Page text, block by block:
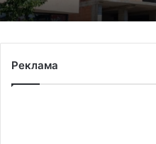
Львівська мерія
дозвіл ДІАМ на
Олесницького
Реклама